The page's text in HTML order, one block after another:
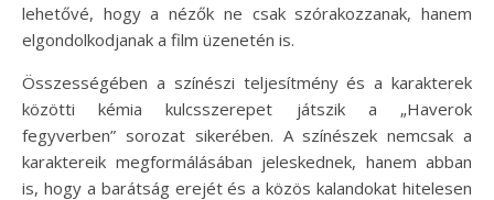
lehetővé, hogy a nézők ne csak szórakozzanak, hanem
elgondolkodjanak a film üzenetén is.
Összességében a színészi teljesítmény és a karakterek
közötti kémia kulcsszerepet játszik a „Haverok
fegyverben” sorozat sikerében. A színészek nemcsak a
karaktereik megformálásában jeleskednek, hanem abban
is, hogy a barátság erejét és a közös kalandokat hitelesen